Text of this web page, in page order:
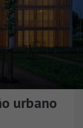
urbano